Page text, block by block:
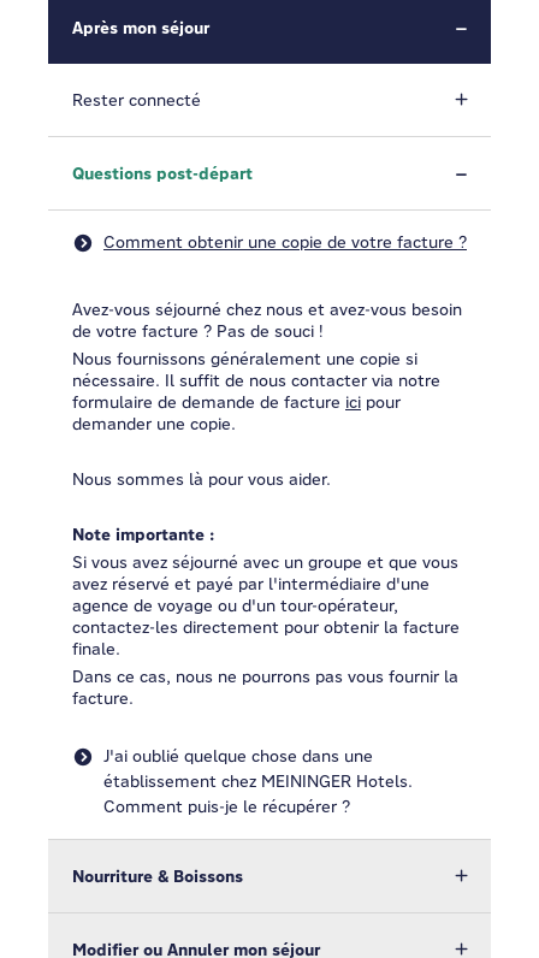
Après mon séjour
Rester connecté
Questions post-départ
Comment obtenir une copie de votre facture ?
Avez-vous séjourné chez nous et avez-vous besoin
de votre facture ? Pas de souci !
Nous fournissons généralement une copie si
nécessaire. Il suffit de nous contacter via notre
formulaire de demande de facture ici pour
demander une copie.
Nous sommes là pour vous aider.
Note importante :
Si vous avez séjourné avec un groupe et que vous
avez réservé et payé par l'intermédiaire d'une
agence de voyage ou d'un tour-opérateur,
contactez-les directement pour obtenir la facture
finale.
Dans ce cas, nous ne pourrons pas vous fournir la
facture.
J'ai oublié quelque chose dans une
établissement chez MEININGER Hotels.
Comment puis-je le récupérer ?
Nourriture & Boissons
Modifier ou Annuler mon séjour